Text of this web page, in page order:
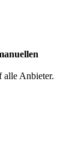
alle Anbieter.